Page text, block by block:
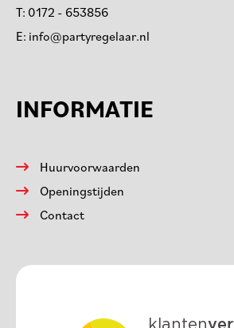
T: 0172 - 653856
E: info@partyregelaar.nl
INFORMATIE
Huurvoorwaarden
Openingstijden
Contact